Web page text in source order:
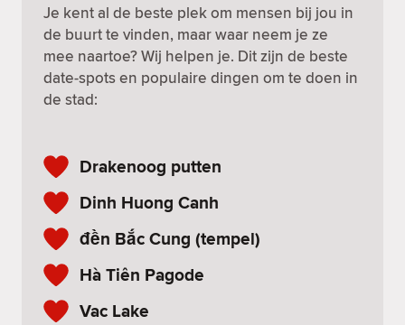
Je kent al de beste plek om mensen bij jou in
de buurt te vinden, maar waar neem je ze
mee naartoe? Wij helpen je. Dit zijn de beste
date-spots en populaire dingen om te doen in
de stad:
Drakenoog putten
Dinh Huong Canh
đền Bắc Cung (tempel)
Hà Tiên Pagode
Vac Lake